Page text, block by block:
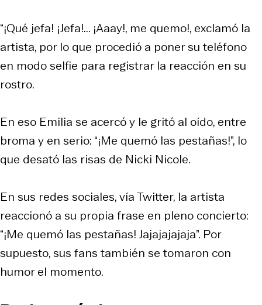
“¡Qué jefa! ¡Jefa!... ¡Aaay!, me quemo!, exclamó la
artista, por lo que procedió a poner su teléfono
en modoselfie para registrar la reacción en su
rostro.
En eso Emilia se acercó y le gritó al oído, entre
broma y en serio: “¡Me quemó las pestañas!”, lo
que desató las risas de Nicki Nicole.
En sus redes sociales, vía Twitter, la artista
reaccionó a su propia frase en pleno concierto:
“¡Me quemó las pestañas! Jajajajajaja”. Por
supuesto, sus fans también se tomaron con
humor el momento.